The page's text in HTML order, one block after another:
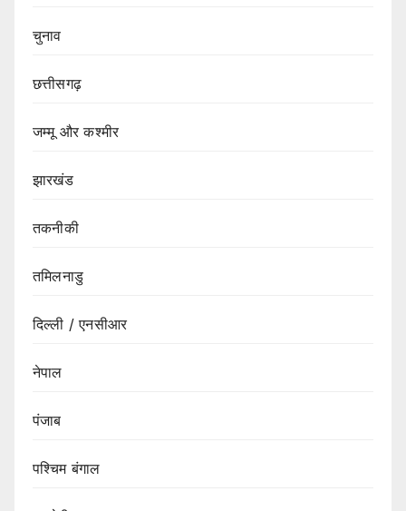
चुनाव
छत्तीसगढ़
जम्मू और कश्मीर
झारखंड
तकनीकी
तमिलनाडु
दिल्ली / एनसीआर
नेपाल
पंजाब
पश्चिम बंगाल